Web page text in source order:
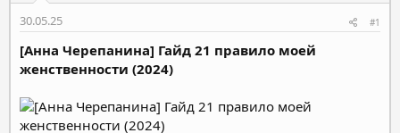
м
ы
а
а
30.05.25 #1
[Анна Черепанина] Гайд 21 правило моей
женственности (2024)